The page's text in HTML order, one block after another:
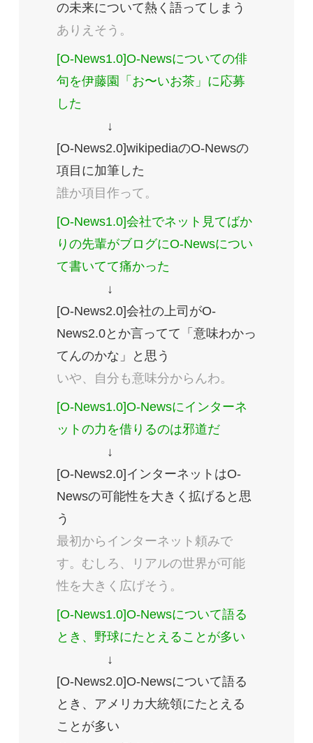
の未来について熱く語ってしまう
ありえそう。
[O-News1.0]O-Newsについての俳
句を伊藤園「お〜いお茶」に応募
した
↓
[O-News2.0]wikipediaのO-Newsの
項目に加筆した
誰か項目作って。
[O-News1.0]会社でネット見てばか
りの先輩がブログにO-Newsについ
て書いてて痛かった
↓
[O-News2.0]会社の上司がO-
News2.0とか言ってて「意味わかっ
てんのかな」と思う
いや、自分も意味分からんわ。
[O-News1.0]O-Newsにインターネ
ットの力を借りるのは邪道だ
↓
[O-News2.0]インターネットはO-
Newsの可能性を大きく拡げると思
う
最初からインターネット頼みで
す。むしろ、リアルの世界が可能
性を大きく広げそう。
[O-News1.0]O-Newsについて語る
とき、野球にたとえることが多い
↓
[O-News2.0]O-Newsについて語る
とき、アメリカ大統領にたとえる
ことが多い